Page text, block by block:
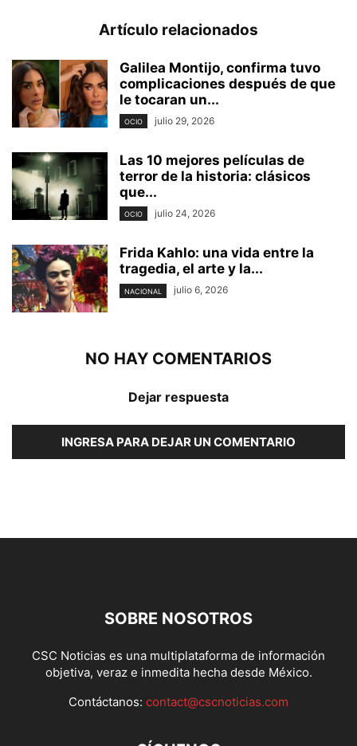
Artículo relacionados
Galilea Montijo, confirma tuvo
complicaciones después de que
le tocaran un...
OCIO julio 29, 2026
Las 10 mejores películas de
terror de la historia: clásicos
que...
OCIO julio 24, 2026
Frida Kahlo: una vida entre la
tragedia, el arte y la...
NACIONAL julio 6, 2026
NO HAY COMENTARIOS
Dejar respuesta
INGRESA PARA DEJAR UN COMENTARIO
SOBRE NOSOTROS
CSC Noticias es una multiplataforma de información
objetiva, veraz e inmedita hecha desde México.
Contáctanos: contact@cscnoticias.com